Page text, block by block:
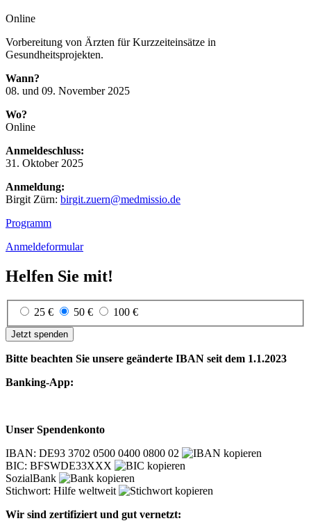
Online
Vorbereitung von Ärzten für Kurzzeit­einsätze in
Gesundheitsprojekten.
Wann?
08. und 09. November 2025
Wo?
Online
Anmeldeschluss:
31. Oktober 2025
Anmeldung:
Birgit Zürn: birgit.zuern@medmissio.de
Programm
Anmeldeformular
Helfen Sie mit!
25 € 50 € 100 €
Jetzt spenden
Bitte beachten Sie unsere geänderte IBAN seit dem 1.1.2023
Banking-App:
Unser Spendenkonto
IBAN: DE93 3702 0500 0400 0800 02
BIC: BFSWDE33XXX
SozialBank
Stichwort: Hilfe weltweit
Wir sind zertifiziert und gut vernetzt: